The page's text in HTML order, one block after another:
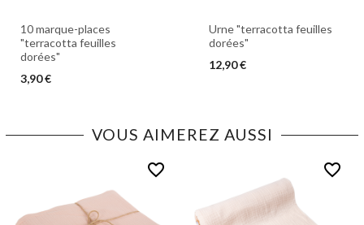
10 marque-places
"terracotta feuilles
dorées"
3,90 €
Urne "terracotta feuilles
dorées"
12,90 €
VOUS AIMEREZ AUSSI
favorite_border favorite_border